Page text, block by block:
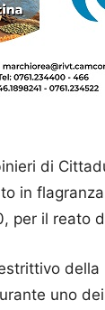
di
in
per il reato
uno